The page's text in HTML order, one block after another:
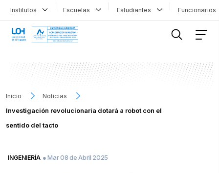
Institutos Escuelas Estudiantes
Inicio
Noticias
Investigación revolucionaria dotará a robot con el
sentido del tacto
INGENIERÍA ● Mar 08 de Abril 2025